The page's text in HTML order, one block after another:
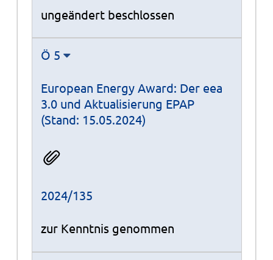
ungeändert beschlossen
Ö 5
European Energy Award: Der eea
3.0 und Aktualisierung EPAP
(Stand: 15.05.2024)
2024/135
zur Kenntnis genommen